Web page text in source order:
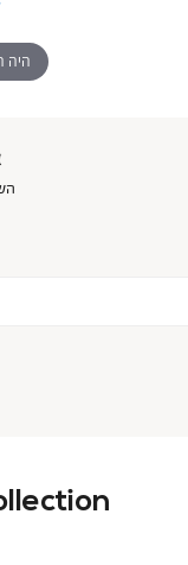
היה